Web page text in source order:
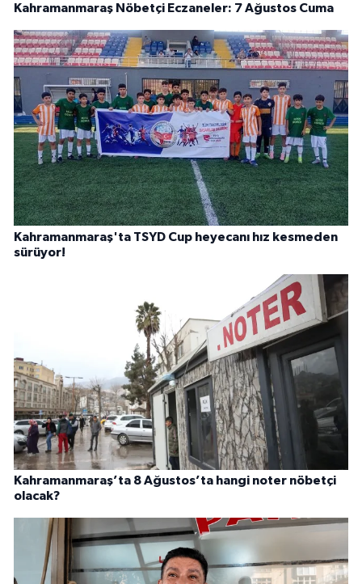
Kahramanmaraş Nöbetçi Eczaneler: 7 Ağustos Cuma
Kahramanmaraş'ta TSYD Cup heyecanı hız kesmeden
sürüyor!
Kahramanmaraş’ta 8 Ağustos’ta hangi noter nöbetçi
olacak?